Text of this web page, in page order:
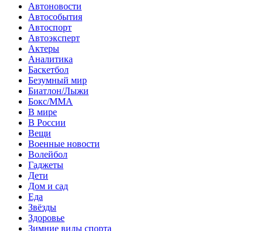
Автоновости
Автособытия
Автоспорт
Автоэксперт
Актеры
Аналитика
Баскетбол
Безумный мир
Биатлон/Лыжи
Бокс/MMA
В мире
В России
Вещи
Военные новости
Волейбол
Гаджеты
Дети
Дом и сад
Еда
Звёзды
Здоровье
Зимние виды спорта